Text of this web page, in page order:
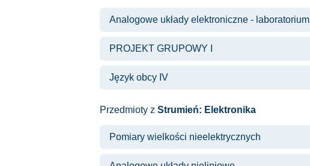
Analogowe układy elektroniczne - laboratorium
PROJEKT GRUPOWY I
Język obcy IV
Przedmioty z Strumień: Elektronika
Pomiary wielkości nieelektrycznych